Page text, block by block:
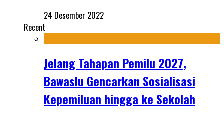
24 Desember 2022
Recent
Jelang Tahapan Pemilu 2027,
Bawaslu Gencarkan Sosialisasi
Kepemiluan hingga ke Sekolah